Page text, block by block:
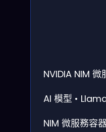
NVIDIA NIM 微
AI 模型 •
NIM 微服務容器